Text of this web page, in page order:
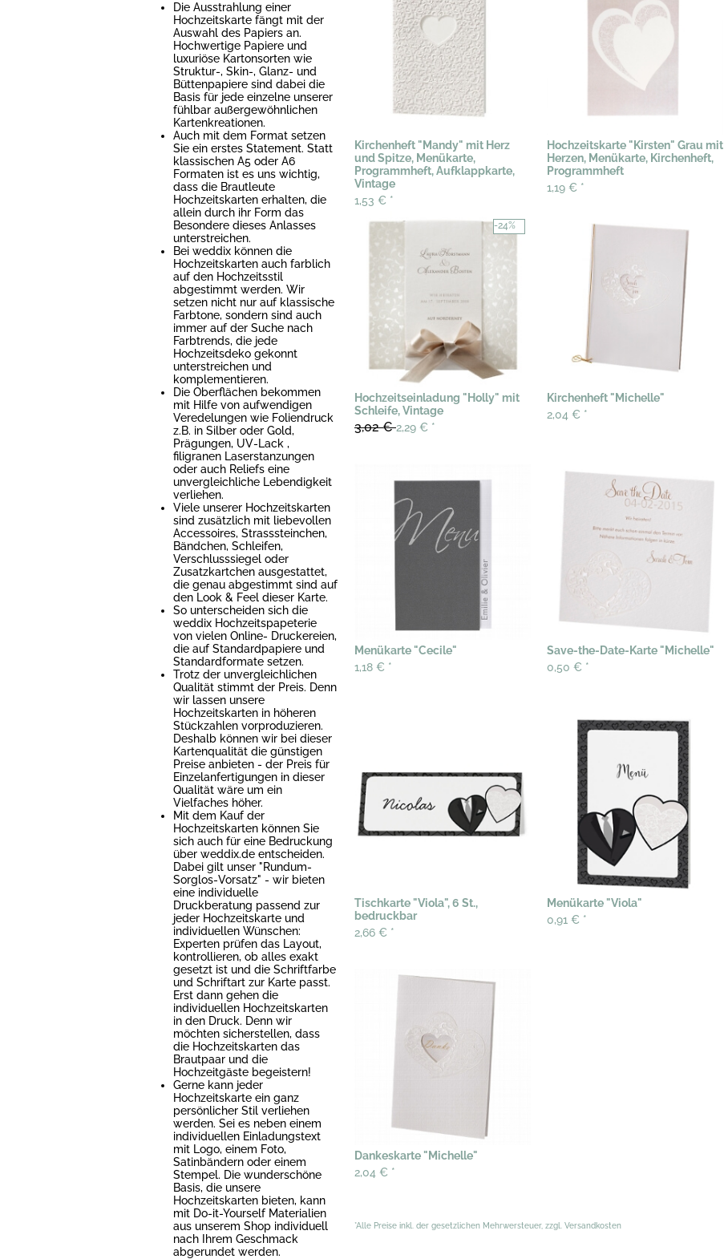
Die Ausstrahlung einer
Hochzeitskarte fängt mit der
Auswahl des Papiers an.
Hochwertige Papiere und
luxuriöse Kartonsorten wie
Struktur-, Skin-, Glanz- und
Büttenpapiere sind dabei die
Basis für jede einzelne unserer
fühlbar außergewöhnlichen
Kartenkreationen.
Auch mit dem Format setzen
Sie ein erstes Statement. Statt
klassischen A5 oder A6
Formaten ist es uns wichtig,
dass die Brautleute
Hochzeitskarten erhalten, die
allein durch ihr Form das
Besondere dieses Anlasses
unterstreichen.
Bei weddix können die
Hochzeitskarten auch farblich
auf den Hochzeitsstil
abgestimmt werden. Wir
setzen nicht nur auf klassische
Farbtone, sondern sind auch
immer auf der Suche nach
Farbtrends, die jede
Hochzeitsdeko gekonnt
unterstreichen und
komplementieren.
Die Oberflächen bekommen
mit Hilfe von aufwendigen
Veredelungen wie Foliendruck
z.B. in Silber oder Gold,
Prägungen, UV-Lack ,
filigranen Laserstanzungen
oder auch Reliefs eine
unvergleichliche Lebendigkeit
verliehen.
Viele unserer Hochzeitskarten
sind zusätzlich mit liebevollen
Accessoires, Strasssteinchen,
Bändchen, Schleifen,
Verschlusssiegel oder
Zusatzkartchen ausgestattet,
die genau abgestimmt sind auf
den Look & Feel dieser Karte.
So unterscheiden sich die
weddix Hochzeitspapeterie
von vielen Online- Druckereien,
die auf Standardpapiere und
Standardformate setzen.
Trotz der unvergleichlichen
Qualität stimmt der Preis. Denn
wir lassen unsere
Hochzeitskarten in höheren
Stückzahlen vorproduzieren.
Deshalb können wir bei dieser
Kartenqualität die günstigen
Preise anbieten - der Preis für
Einzelanfertigungen in dieser
Qualität wäre um ein
Vielfaches höher.
Mit dem Kauf der
Hochzeitskarten können Sie
sich auch für eine Bedruckung
über weddix.de entscheiden.
Dabei gilt unser "Rundum-
Sorglos-Vorsatz" - wir bieten
eine individuelle
Druckberatung passend zur
jeder Hochzeitskarte und
individuellen Wünschen:
Experten prüfen das Layout,
kontrollieren, ob alles exakt
gesetzt ist und die Schriftfarbe
und Schriftart zur Karte passt.
Erst dann gehen die
individuellen Hochzeitskarten
in den Druck. Denn wir
möchten sicherstellen, dass
die Hochzeitskarten das
Brautpaar und die
Hochzeitgäste begeistern!
Gerne kann jeder
Hochzeitskarte ein ganz
persönlicher Stil verliehen
werden. Sei es neben einem
individuellen Einladungstext
mit Logo, einem Foto,
Satinbändern oder einem
Stempel. Die wunderschöne
Basis, die unsere
Hochzeitskarten bieten, kann
mit Do-it-Yourself Materialien
aus unserem Shop individuell
nach Ihrem Geschmack
abgerundet werden.
Kirchenheft "Mandy" mit Herz
und Spitze, Menükarte,
Programmheft, Aufklappkarte,
Vintage
1,53 € *
Hochzeitskarte "Kirsten" Grau mit
Herzen, Menükarte, Kirchenheft,
Programmheft
1,19 € *
-24%
Hochzeitseinladung "Holly" mit
Schleife, Vintage
3,02 €2,29 € *
Kirchenheft "Michelle"
2,04 € *
Menükarte "Cecile"
1,18 € *
Save-the-Date-Karte "Michelle"
0,50 € *
Tischkarte "Viola", 6 St.,
bedruckbar
2,66 € *
Menükarte "Viola"
0,91 € *
Dankeskarte "Michelle"
2,04 € *
*Alle Preise inkl. der gesetzlichen Mehrwersteuer, zzgl. Versandkosten